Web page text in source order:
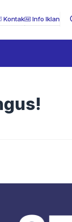
Kontak Info Iklan